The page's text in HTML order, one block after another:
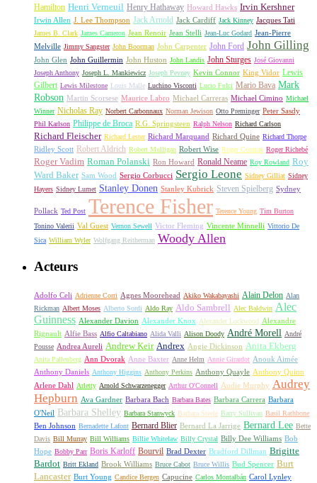
Hamilton Henri Verneuil Henry Hathaway Howard Hawks Irvin Kershner
Irwin Allen J. Lee Thompson Jack Arnold Jack Cardiff Jack Kinney Jacques Tati
James B. Clark James Cameron Jean Renoir Jean Stelli Jean-Luc Godard Jean-Pierre
Melville Jimmy Sangster John Boorman John Carpenter John Ford John Gilling
John Glen John Guillermin John Huston John Landis John Sturges José Giovanni
Joseph Anthony Joseph L. Mankiewicz Joseph Pevney Kevin Connor King Vidor Lewis
Gilbert Lewis Milestone Louis Malle Luchino Visconti Lucio Fulci Mario Bava Mark
Robson
Martin Scorsese Maurice Labro Michael Carreras Michael Cimino Michael
Winner Nicholas Ray Norbert Carbonnaux Norman Jewison Otto Preminger Peter Sasdy
Phil Karlson Philippe de Broca R.G. Springsteen Ralph Nelson Richard Carlson
Richard Fleischer Richard Lester Richard Marquand Richard Quine Richard Thorpe
Ridley Scott Robert Aldrich Robert Mulligan Robert Wise Roger Corman Roger Richebé
Roger Vadim Roman Polanski Ron Howard Ronald Neame Roy Rowland Roy
Ward Baker Sam Wood Sergio Corbucci Sergio Leone Sidney Gilliat Sidney
Hayers Sidney Lumet Stanley Donen Stanley Kubrick Steven Spielberg Sydney
Pollack Ted Post Terence Fisher Terence Young Tim Burton
Tonino Valerii Val Guest Vernon Sewell Victor Fleming Vincente Minnelli Vittorio De
Sica William Wyler Wolfgang Reitherman Woody Allen
Acteurs
Adolfo Celi Adrienne Corri Agnes Moorehead Akiko Wakabayashi Alain Delon Alan
Rickman Albert Moses Alberto Sordi Aldo Ray Aldo Sambrell Alec Baldwin Alec
Guinness Alexander Davion Alexander Knox Alexander Lockwood Alexandre
Rignault Alfie Bass Alfio Caltabiano Alida Valli Alison Doody André Morell André
Pousse Andrea Aureli Andrew Keir Andrex Angie Dickinson Anita Ekberg
Anita Pallenberg Ann Dvorak Anne Baxter Anne Helm Annie Girardot Anouk Aimée
Anthony Daniels Anthony Higgins Anthony Perkins Anthony Quayle Anthony Quinn
Arlene Dahl Arletty Arnold Schwarzenegger Arthur O'Connell Audie Murphy Audrey
Hepburn Ava Gardner Barbara Bach Barbara Bates Barbara Carrera Barbara
O'Neil
Barbara Shelley Barbara Stanwyck Barbara Steele Barry Sullivan Basil Rathbone
Ben Johnson Bernadette Lafont Bernard Blier Bernard La Jarrige Bernard Lee Bette
Davis Bill Murray Bill Williams Billie Whitelaw Billy Crystal Billy Dee Williams Bob
Hope Bobby Parr Boris Karloff Bourvil Brad Dexter Bradford Dillman Brigitte
Bardot Britt Ekland Brook Williams Bruce Cabot Bruce Willis Bud Spencer Burt
Lancaster Burt Young Candice Bergen Capucine Carlos Montalbán Carol Lynley